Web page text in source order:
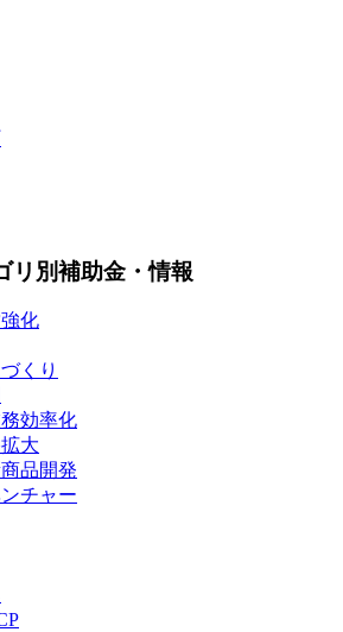
リ別補助金・情報
化
くり
効率化
大
品開発
チャー